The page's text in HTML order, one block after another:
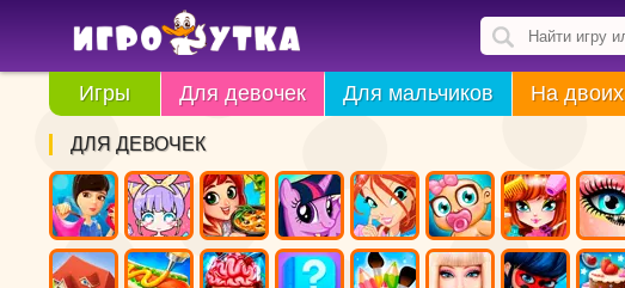
Игры Для девочек Для мальчиков На двоих
ДЛЯ ДЕВОЧЕК